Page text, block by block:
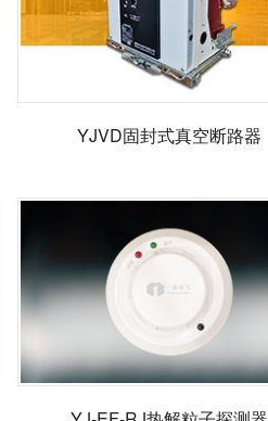
YJVD固封式真空断路器